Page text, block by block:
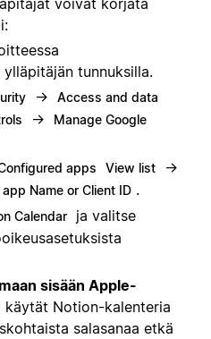
ylläpitäjän tunnuksilla.
→
Access and data
→
Manage Google
apps View list →
Name or Client ID .
Calendar
ja valitse
sisään Apple-
käytät Notion-kalenteria
salasanaa etkä